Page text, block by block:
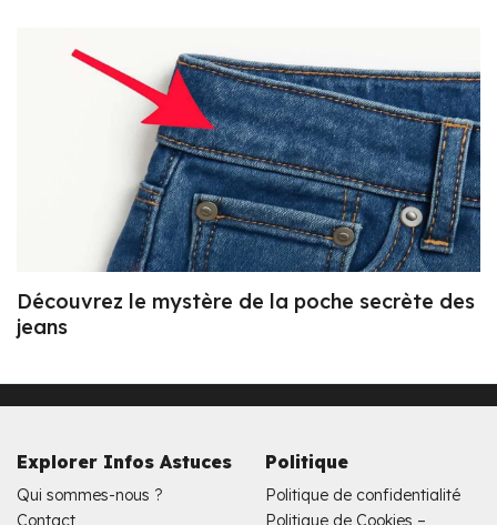
Découvrez le mystère de la poche secrète des
jeans
Explorer Infos Astuces
Qui sommes-nous ?
Contact
Politique
Politique de confidentialité
Politique de Cookies –